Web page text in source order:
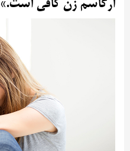
ارگاسم زن کافی است.»